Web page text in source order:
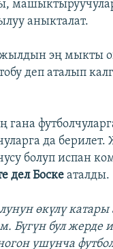
аныкталат.
эң мыкты
деп аталып
да
болуп испан
дел Боске аталды.
өкүлү катары
Бүгүн бул жерде
ушунча